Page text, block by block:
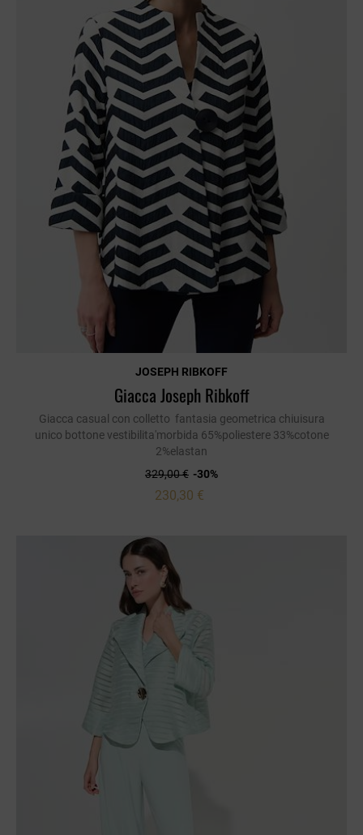
JOSEPH RIBKOFF
Giacca Joseph Ribkoff
Giacca casual con colletto fantasia geometrica chiuisura
unico bottone vestibilita'morbida 65%poliestere 33%cotone
2%elastan
329,00 € -30%
230,30 €